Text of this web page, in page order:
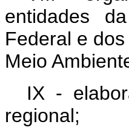
entidades
Federal e
Meio
IX -
regional;